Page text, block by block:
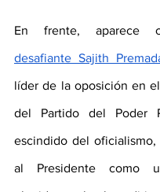
En frente, aparece
desafiante Sajith
líder de la oposición en
del Partido del Poder
escindido del oficialismo,
al Presidente como